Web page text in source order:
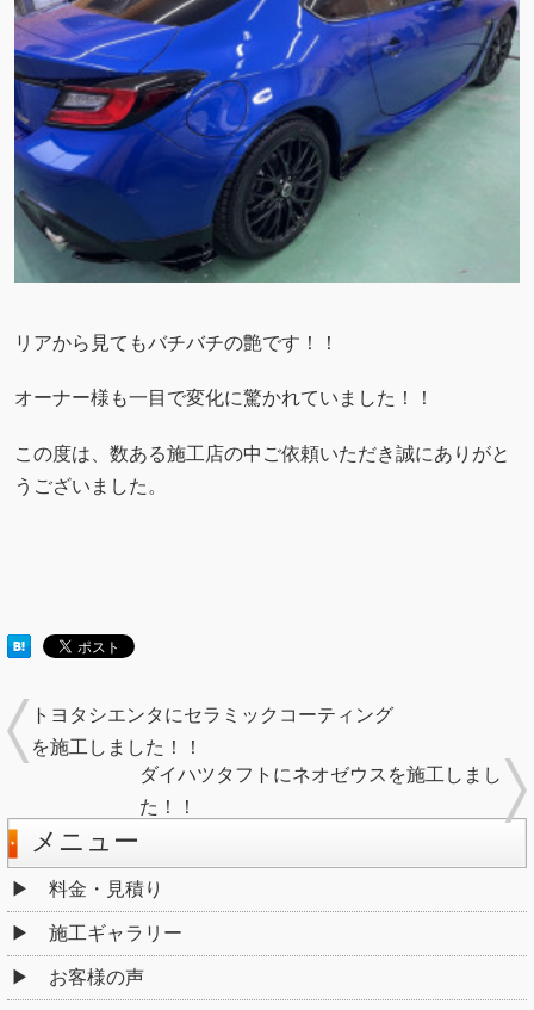
リアから見てもバチバチの艶です！！
オーナー様も一目で変化に驚かれていました！！
この度は、数ある施工店の中ご依頼いただき誠にありがと
うございました。
トヨタシエンタにセラミックコーティング
を施工しました！！
ダイハツタフトにネオゼウスを施工しまし
た！！
メニュー
料金・見積り
施工ギャラリー
お客様の声